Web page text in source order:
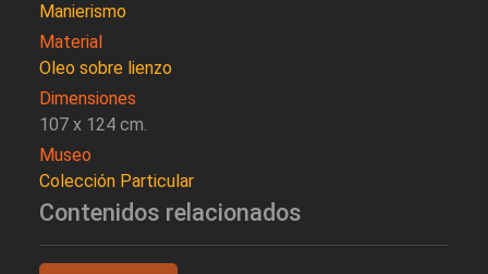
Manierismo
Material
Oleo sobre lienzo
Dimensiones
107 x 124 cm.
Museo
Colección Particular
Contenidos relacionados